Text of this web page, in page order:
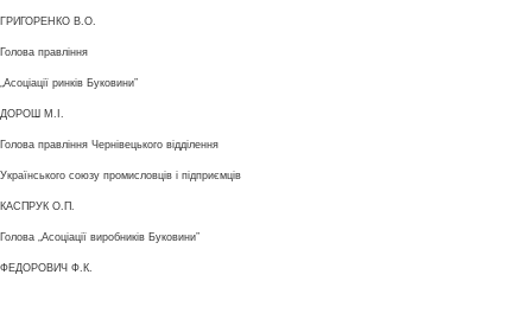
ГРИГОРЕНКО В.О.
Голова правління
„Асоціації ринків Буковини”
ДОРОШ М.І.
Голова правління Чернівецького відділення
Українського союзу промисловців і підприємців
КАСПРУК О.П.
Голова „Асоціації виробників Буковини”
ФЕДОРОВИЧ Ф.К.